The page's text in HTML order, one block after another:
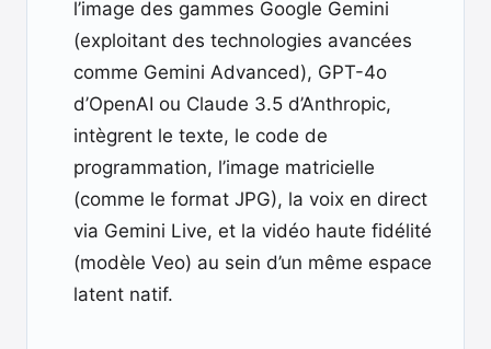
l’image des gammes Google Gemini
(exploitant des technologies avancées
comme Gemini Advanced), GPT-4o
d’OpenAI ou Claude 3.5 d’Anthropic,
intègrent le texte, le code de
programmation, l’image matricielle
(comme le format JPG), la voix en direct
via Gemini Live, et la vidéo haute fidélité
(modèle Veo) au sein d’un même espace
latent natif.